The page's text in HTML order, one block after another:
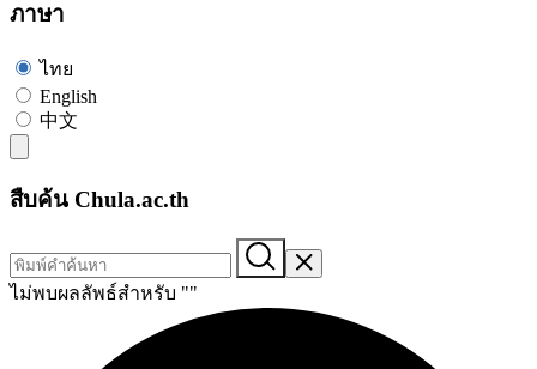
ภาษา
ไทย
English
中文
สืบค้น Chula.ac.th
ไม่พบผลลัพธ์สำหรับ ""